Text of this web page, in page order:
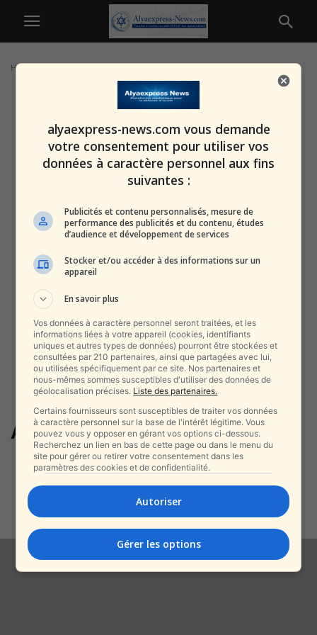
Home
Assouan
Tragédie sur le Nil : une touriste
italienne tuée après la...
alxprss_sab - 23 décembre 2025
alyaexpress-news.com vous demande
votre consentement pour utiliser vos
données à caractère personnel aux fins
suivantes :
Publicités et contenu personnalisés, mesure de
performance des publicités et du contenu, études
d’audience et développement de services
Stocker et/ou accéder à des informations sur un
appareil
En savoir plus
Vos données à caractère personnel seront traitées, et les
informations liées à votre appareil (cookies, identifiants
uniques et autres types de données) pourront être stockées et
consultées par 210 partenaires, ainsi que partagées avec lui,
ou utilisées spécifiquement par ce site. Nos partenaires et
nous-mêmes sommes susceptibles d'utiliser des données de
géolocalisation précises. Liste des partenaires.
Certains fournisseurs sont susceptibles de traiter vos données
à caractère personnel sur la base de l'intérêt légitime. Vous
pouvez vous y opposer en gérant vos options ci-dessous.
Recherchez un lien en bas de cette page ou dans le menu du
site pour gérer ou retirer votre consentement dans les
paramètres des cookies et de confidentialité.
Autoriser
Gérer les options